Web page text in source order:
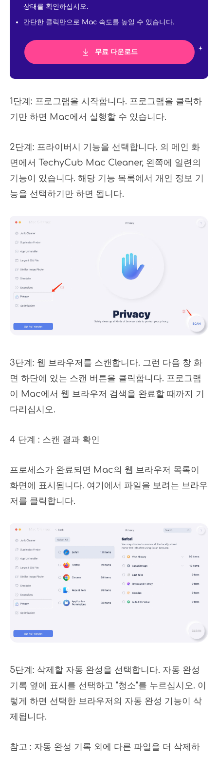
상태를 확인하십시오.
간단한 클릭만으로 Mac 속도를 높일 수 있습니다.
무료 다운로드
1단계: 프로그램을 시작합니다. 프로그램을 클릭하
기만 하면 Mac에서 실행할 수 있습니다.
2단계: 프라이버시 기능을 선택합니다. 의 메인 화
면에서 TechyCub Mac Cleaner, 왼쪽에 일련의
기능이 있습니다. 해당 기능 목록에서 개인 정보 기
능을 선택하기만 하면 됩니다.
3단계: 웹 브라우저를 스캔합니다. 그런 다음 창 화
면 하단에 있는 스캔 버튼을 클릭합니다. 프로그램
이 Mac에서 웹 브라우저 검색을 완료할 때까지 기
다리십시오.
4 단계 : 스캔 결과 확인
프로세스가 완료되면 Mac의 웹 브라우저 목록이
화면에 표시됩니다. 여기에서 파일을 보려는 브라우
저를 클릭합니다.
5단계: 삭제할 자동 완성을 선택합니다. 자동 완성
기록 옆에 표시를 선택하고 "청소"를 누르십시오. 이
렇게 하면 선택한 브라우저의 자동 완성 기능이 삭
제됩니다.
참고 : 자동 완성 기록 외에 다른 파일을 더 삭제하